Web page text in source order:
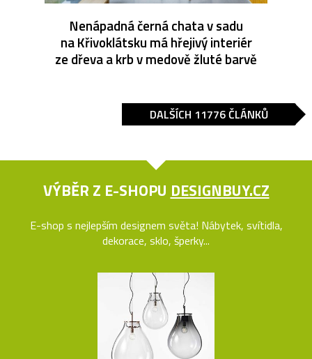
Nenápadná černá chata v sadu
na Křivoklátsku má hřejivý interiér
ze dřeva a krb v medově žluté barvě
DALŠÍCH 11776 ČLÁNKŮ
VÝBĚR Z E-SHOPU DESIGNBUY.CZ
E-shop s nejlepším designem světa! Nábytek, svítidla,
dekorace, sklo, šperky...